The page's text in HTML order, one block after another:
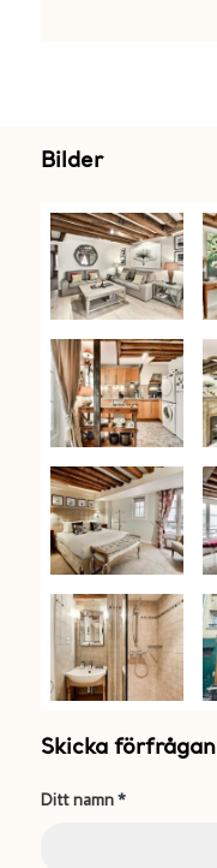
Bilder
Skicka förfrågan
Ditt namn*